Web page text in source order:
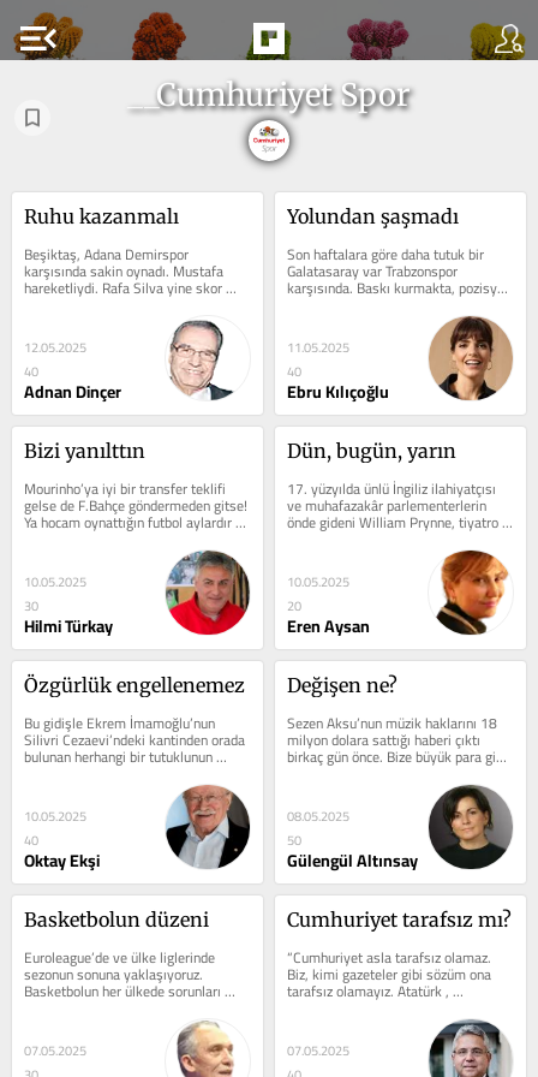
menu_open
__Cumhuriyet Spor
Ruhu kazanmalı
Beşiktaş, Adana Demirspor
karşısında sakin oynadı. Mustafa
hareketliydi. Rafa Silva yine skor
yükünü üstlendi, Rashica’nın kanat...
12.05.2025
40
Adnan Dinçer
Yolundan şaşmadı
Son haftalara göre daha tutuk bir
Galatasaray var Trabzonspor
karşısında. Baskı kurmakta, pozisyon
bulmakta her zamankine göre geride
11.05.2025
40
Ebru Kılıçoğlu
Bizi yanılttın
Mourinho’ya iyi bir transfer teklifi
gelse de F.Bahçe göndermeden gitse!
Ya hocam oynattığın futbol aylardır
kimseyi tatmin etmiyor. İnan...
10.05.2025
30
Hilmi Türkay
Dün, bugün, yarın
17. yüzyılda ünlü İngiliz ilahiyatçısı
ve muhafazakâr parlementerlerin
önde gideni William Prynne, tiyatro
oyuncularının müstehcenlik...
10.05.2025
20
Eren Aysan
Özgürlük engellenemez
Bu gidişle Ekrem İmamoğlu’nun
Silivri Cezaevi’ndeki kantinden orada
bulunan herhangi bir tutuklunun
rahatça temin edebildiği herhangi
10.05.2025
40
Oktay Ekşi
Değişen ne?
Sezen Aksu’nun müzik haklarını 18
milyon dolara sattığı haberi çıktı
birkaç gün önce. Bize büyük para gibi
gözükse de Sezen Aksu...
08.05.2025
50
Gülengül Altınsay
Basketbolun düzeni
Euroleague’de ve ülke liglerinde
sezonun sonuna yaklaşıyoruz.
Basketbolun her ülkede sorunları
07.05.2025
Cumhuriyet tarafsız mı?
“Cumhuriyet asla tarafsız olamaz.
Biz, kimi gazeteler gibi sözüm ona
tarafsız olamayız. Atatürk ,
Aydınlanma, laik Cumhuriyet,...
07.05.2025